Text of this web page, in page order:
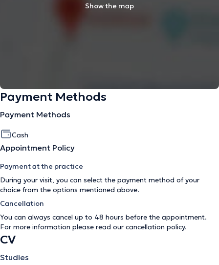
Show the map
Payment Methods
Payment Methods
Cash
Appointment Policy
Payment at the practice
During your visit, you can select the payment method of your
choice from the options mentioned above.
Cancellation
You can always cancel up to 48 hours before the appointment.
For more information please read our cancellation policy.
CV
Studies